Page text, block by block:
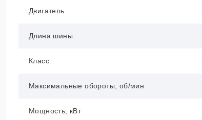
Двигатель
Длина шины
Класс
Максимальные обороты, об/мин
Мощность, кВт